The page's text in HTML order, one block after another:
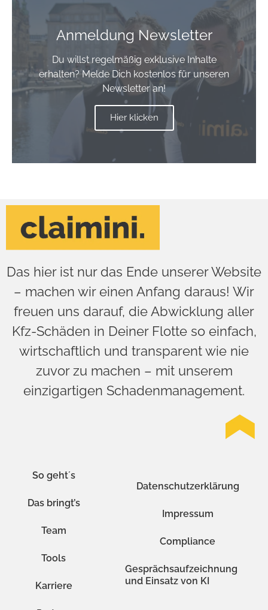
Anmeldung Newsletter
Du willst regelmäßig exklusive Inhalte
erhalten? Melde Dich kostenlos für unseren
Newsletter an!
Hier klicken
Das hier ist nur das Ende unserer Website
– machen wir einen Anfang daraus! Wir
freuen uns darauf, die Abwicklung aller
Kfz-Schäden in Deiner Flotte so einfach,
wirtschaftlich und transparent wie nie
zuvor zu machen – mit unserem
einzigartigen Schadenmanagement.
So geht´s
Das bringt’s
Team
Tools
Karriere
Datenschutzerklärung
Impressum
Compliance
Gesprächsaufzeichnung
und Einsatz von KI